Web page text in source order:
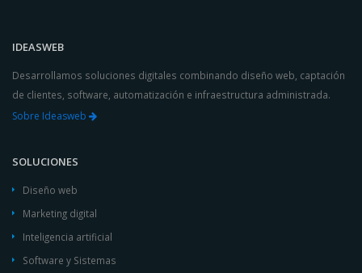
IDEASWEB
Desarrollamos soluciones digitales combinando diseño web, captación
de clientes, software, automatización e infraestructura administrada.
Sobre Ideasweb
SOLUCIONES
Diseño web
Marketing digital
Inteligencia artificial
Software y Sistemas